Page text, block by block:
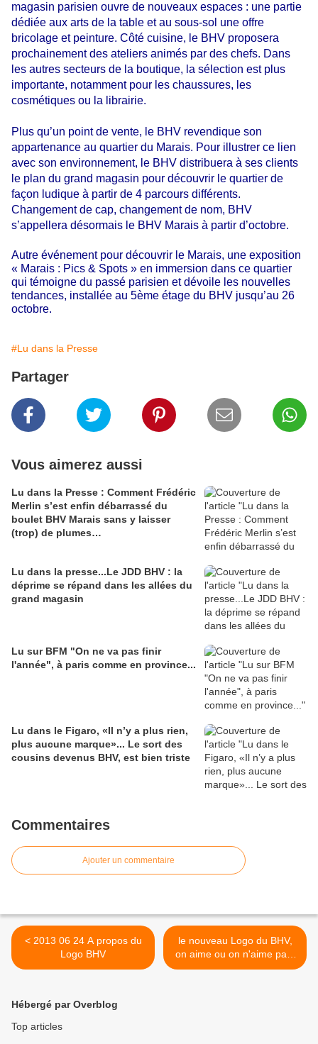
magasin parisien ouvre de nouveaux espaces : une partie
dédiée aux arts de la table et au sous-sol une offre
bricolage et peinture. Côté cuisine, le BHV proposera
prochainement des ateliers animés par des chefs. Dans
les autres secteurs de la boutique, la sélection est plus
importante, notamment pour les chaussures, les
cosmétiques ou la librairie.
Plus qu’un point de vente, le BHV revendique son
appartenance au quartier du Marais. Pour illustrer ce lien
avec son environnement, le BHV distribuera à ses clients
le plan du grand magasin pour découvrir le quartier de
façon ludique à partir de 4 parcours différents.
Changement de cap, changement de nom, BHV
s’appellera désormais le BHV Marais à partir d’octobre.
Autre événement pour découvrir le Marais, une exposition
« Marais : Pics & Spots » en immersion dans ce quartier
qui témoigne du passé parisien et dévoile les nouvelles
tendances, installée au 5ème étage du BHV jusqu’au 26
octobre.
#Lu dans la Presse
Partager
Vous aimerez aussi
Lu dans la Presse : Comment Frédéric
Merlin s’est enfin débarrassé du
boulet BHV Marais sans y laisser
(trop) de plumes…
Lu dans la presse...Le JDD BHV : la
déprime se répand dans les allées du
grand magasin
Lu sur BFM "On ne va pas finir
l'année", à paris comme en province...
Lu dans le Figaro, «Il n’y a plus rien,
plus aucune marque»... Le sort des
cousins devenus BHV, est bien triste
Commentaires
Ajouter un commentaire
< 2013 06 24 A propos du
Logo BHV
le nouveau Logo du BHV,
on aime ou on n'aime pas!
>
Hébergé par Overblog
Top articles